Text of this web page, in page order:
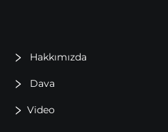
Hakkımızda
Dava
Video